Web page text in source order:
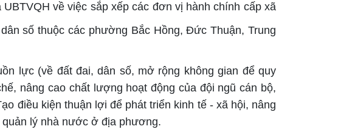
về việc sắp xếp các đơn vị hành chính cấp xã
số thuộc các phường Bắc Hồng, Đức Thuận,Trung
lực (về đất đai, dân số, mở rộng không gian để quy
nâng cao chất lượng hoạt động của đội ngũ cán bộ,
điều kiện thuận lợi để phát triển kinh tế - xã hội, nâng
lý nhà nước ở địa phương.